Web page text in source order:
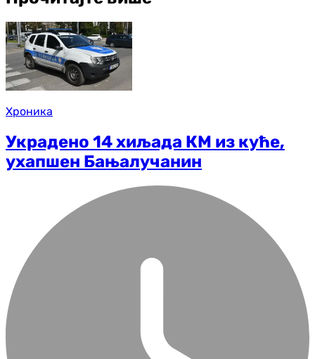
Хроника
Украдено 14 хиљада КМ из куће,
ухапшен Бањалучанин